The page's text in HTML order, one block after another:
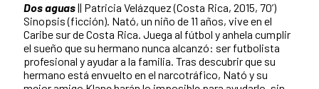
Dos aguas|| Patricia Velázquez (Costa Rica, 2015, 70’)
Sinopsis (ficción). Nató, un niño de 11 años, vive en el
Caribe sur de Costa Rica. Juega al fútbol y anhela cumplir
el sueño que su hermano nunca alcanzó: ser futbolista
profesional y ayudar a la familia. Tras descubrir que su
hermano está envuelto en el narcotráfico, Nató y su